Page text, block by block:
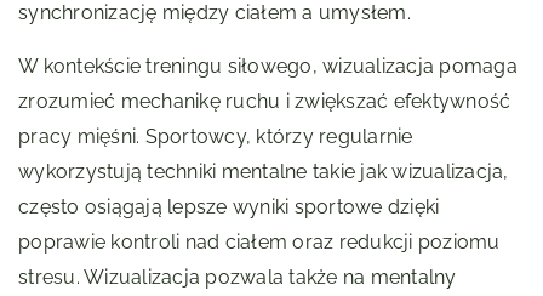
synchronizację między ciałem a umysłem.
W kontekście treningu siłowego, wizualizacja pomaga
zrozumieć mechanikę ruchu i zwiększać efektywność
pracy mięśni. Sportowcy, którzy regularnie
wykorzystują techniki mentalne takie jak wizualizacja,
często osiągają lepsze wyniki sportowe dzięki
poprawie kontroli nad ciałem oraz redukcji poziomu
stresu. Wizualizacja pozwala także na mentalny